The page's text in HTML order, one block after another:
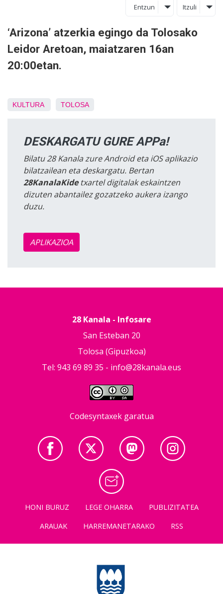
Entzun Itzuli
‘Arizona’ atzerkia egingo da Tolosako
Leidor Aretoan, maiatzaren 16an
20:00etan.
KULTURA TOLOSA
DESKARGATU GURE APPa!
Bilatu 28 Kanala zure Android eta iOS aplikazio
bilatzailean eta deskargatu. Bertan
28KanalaKidetxartel digitalak eskaintzen
dizuten abantailez gozatzeko aukera izango
duzu.
APLIKAZIOA
28 Kanala - Infosare
San Esteban 20
Tolosa (Gipuzkoa)
Tel: 943 69 89 35 - info@28kanala.eus
Codesyntaxek garatua
HONI BURUZ LEGE OHARRA
PUBLIZITATEA
ARAUAK
HARREMANETARAKO RSS